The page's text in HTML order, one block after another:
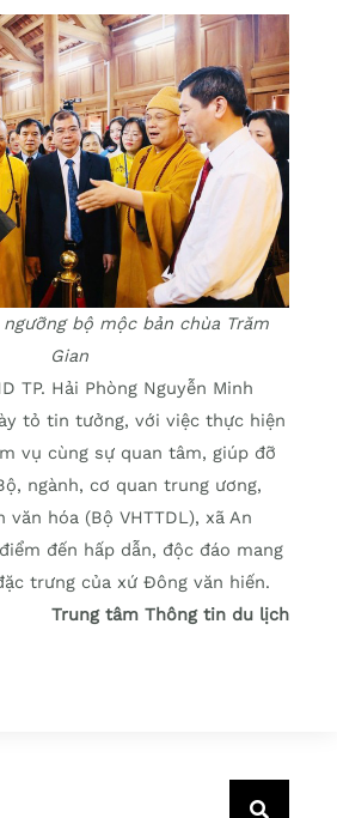
bộ mộc bản chùa Trăm
Gian
TP. Hải Phòng Nguyễn Minh
tỏ tin tưởng, với việc thực hiện
vụ cùng sự quan tâm, giúp đỡ
ngành, cơ quan trung ương,
văn hóa (Bộ VHTTDL), xã An
đến hấp dẫn, độc đáo mang
trưng của xứ Đông văn hiến.
Trung tâm Thông tin du lịch